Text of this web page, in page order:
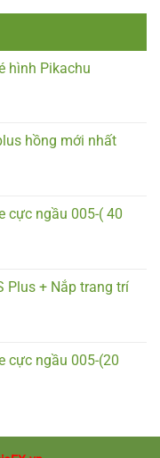
hình Pikachu
hồng mới nhất
cực ngầu 005-( 40
Plus + Nắp trang trí
cực ngầu 005-(20